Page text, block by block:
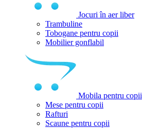
Jocuri în aer liber
Trambuline
Tobogane pentru copii
Mobilier gonflabil
Mobila pentru copii
Mese pentru copii
Rafturi
Scaune pentru copii